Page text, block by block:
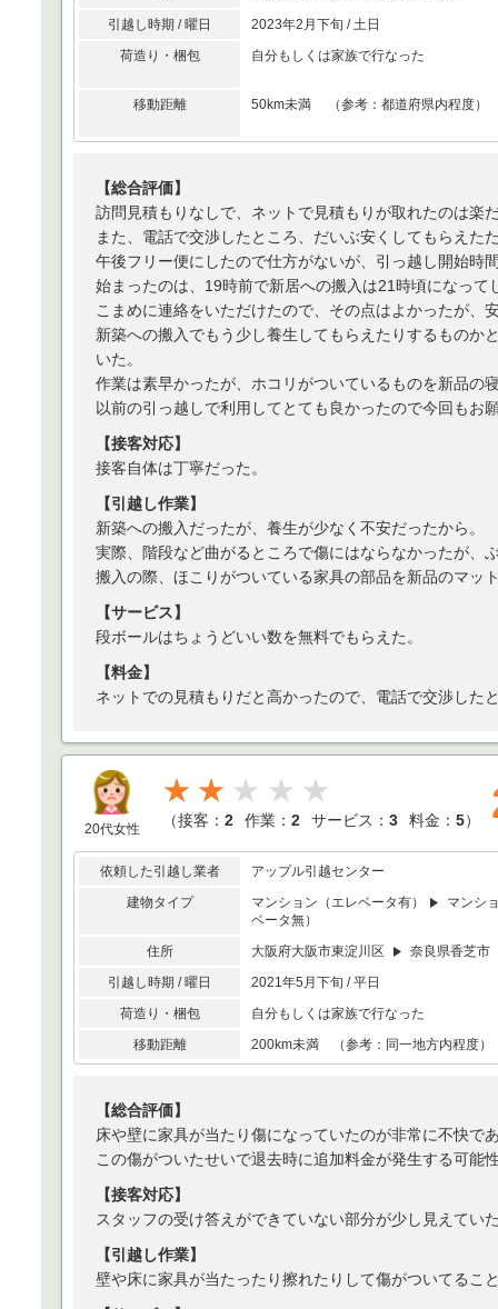
引越し時期 / 曜日
2023年2月下旬 / 土日
荷造り・梱包
自分もしくは家族で行なった
移動距離 50km未満 （参考：都道府県内程度）
【総合評価】
訪問見積もりなしで、ネットで見積もりが取れたのは楽
また、電話で交渉したところ、だいぶ安くしてもらえた
午後フリー便にしたので仕方がないが、引っ越し開始時
始まったのは、19時前で新居への搬入は21時頃になって
こまめに連絡をいただけたので、その点はよかったが、
新築への搬入でもう少し養生してもらえたりするものか
いた。
作業は素早かったが、ホコリがついているものを新品の
以前の引っ越しで利用してとても良かったので今回もお
【接客対応】
接客自体は丁寧だった。
【引越し作業】
新築への搬入だったが、養生が少なく不安だったから。
実際、階段など曲がるところで傷にはならなかったが、
搬入の際、ほこりがついている家具の部品を新品のマッ
【サービス】
段ボールはちょうどいい数を無料でもらえた。
【料金】
ネットでの見積もりだと高かったので、電話で交渉した
20代女性
★★
（接客： 2 作業： 2 サービス： 3 料金： 5）
依頼した引越し業者
アップル引越センター
建物タイプ
マンション（エレベータ有）
マンシ
ベータ無）
住所
大阪府大阪市東淀川区
奈良県香芝市
引越し時期 / 曜日
2021年5月下旬 / 平日
荷造り・梱包
自分もしくは家族で行なった
移動距離
200km未満 （参考：同一地方内程度）
【総合評価】
床や壁に家具が当たり傷になっていたのが非常に不快で
この傷がついたせいで退去時に追加料金が発生する可能
【接客対応】
スタッフの受け答えができていない部分が少し見えてい
【引越し作業】
壁や床に家具が当たったり擦れたりして傷がついてるこ